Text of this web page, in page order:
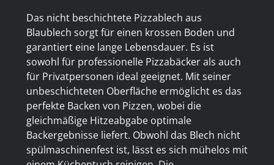
Das nicht beschichtete Pizzablech aus
Blaublech sorgt für einen krossen Boden und
garantiert eine lange Lebensdauer. Es ist
sowohl für professionelle Pizzabäcker als auch
für Privatpersonen ideal geeignet. Mit seiner
unbeschichteten Oberfläche ermöglicht es das
perfekte Backen von Pizzen, wobei die
gleichmäßige Hitzeabgabe optimale
Backergebnisse liefert. Obwohl das Blech nicht
spülmaschinenfest ist, lässt es sich mühelos mit